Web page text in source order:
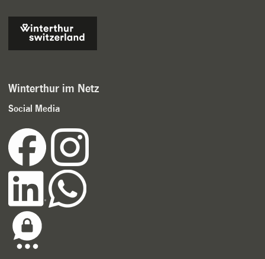
Winterthur im Netz
Social Media